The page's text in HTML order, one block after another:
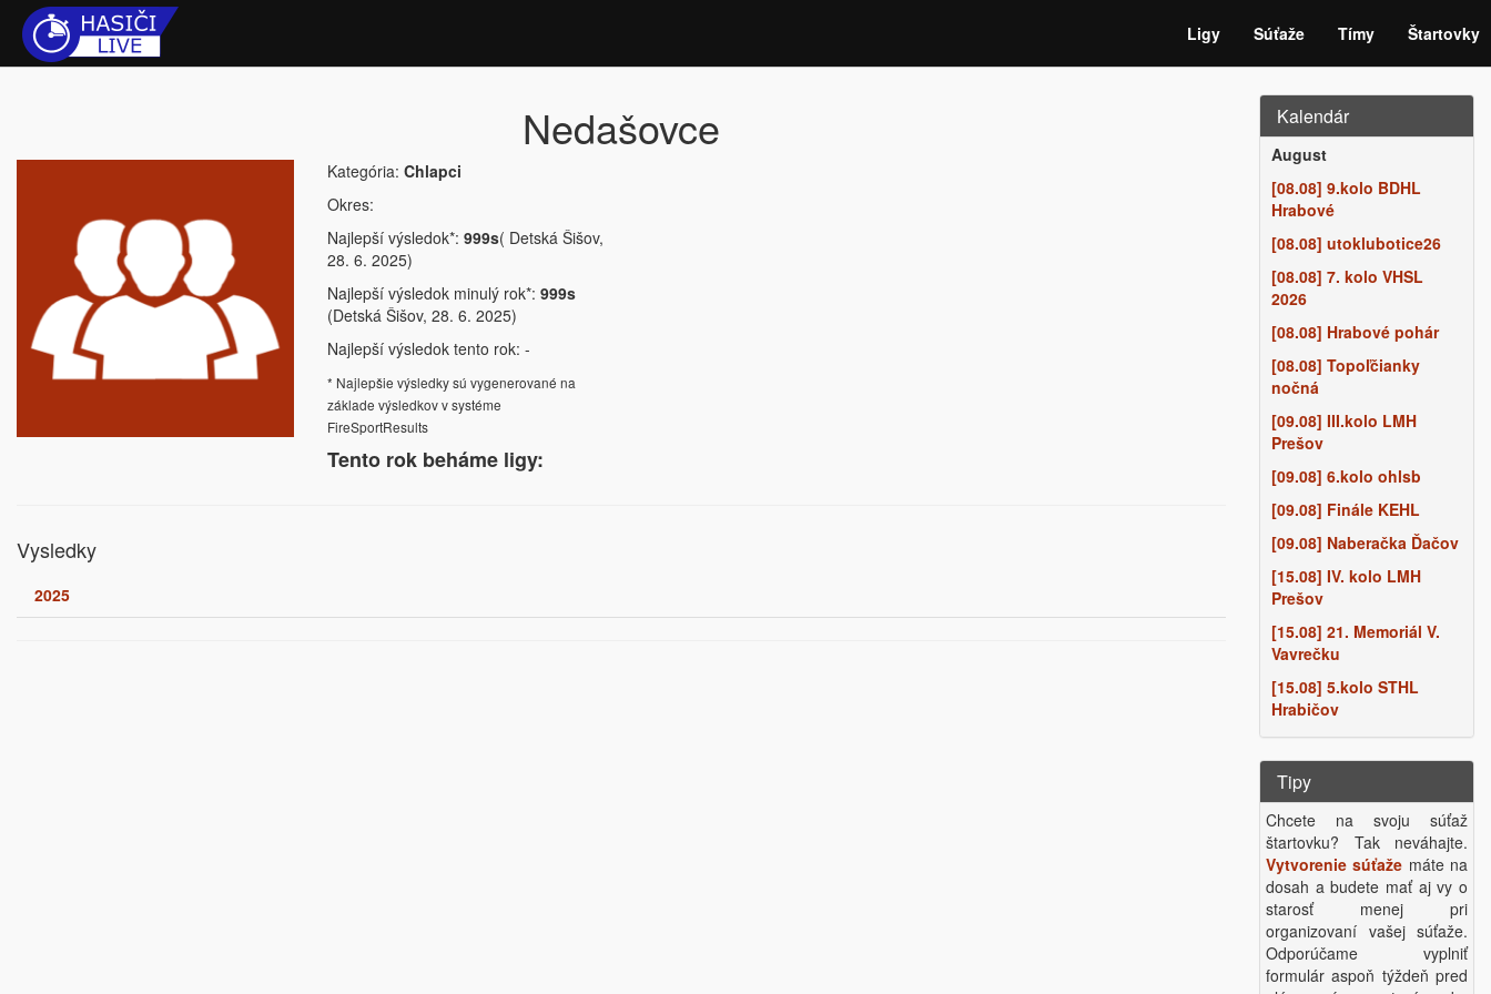
Ligy Súťaže Tímy Štartovky
Nedašovce
Kategória: Chlapci
Okres:
Najlepší výsledok*: 999s( Detská Šišov,
28. 6. 2025)
Najlepší výsledok minulý rok*: 999s
(Detská Šišov, 28. 6. 2025)
Najlepší výsledok tento rok: -
* Najlepšie výsledky sú vygenerované na
základe výsledkov v systéme
FireSportResults
Tento rok beháme ligy:
Vysledky
2025
Kalendár
August
[08.08] 9.kolo BDHL
Hrabové
[08.08] utoklubotice26
[08.08] 7. kolo VHSL
2026
[08.08] Hrabové pohár
[08.08] Topoľčianky
nočná
[09.08] III.kolo LMH
Prešov
[09.08] 6.kolo ohlsb
[09.08] Finále KEHL
[09.08] Naberačka Ďačov
[15.08] IV. kolo LMH
Prešov
[15.08] 21. Memoriál V.
Vavrečku
[15.08] 5.kolo STHL
Hrabičov
Tipy
Chcete na svoju súťaž
štartovku? Tak neváhajte.
Vytvorenie súťaže máte na
dosah a budete mať aj vy o
starosť menej pri
organizovaní vašej súťaže.
Odporúčame vyplniť
formulár aspoň týždeň pred